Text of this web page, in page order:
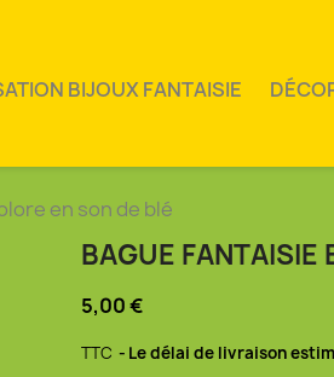
BIJOUX FANTAISIE
en son de blé
BAGUE FANTAISIE
5,00 €
TTC Le délai de livraison